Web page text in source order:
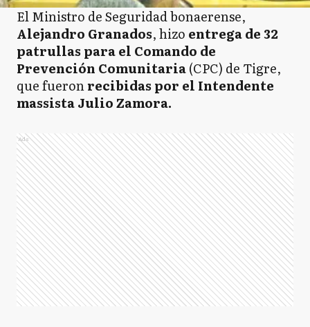
El Ministro de Seguridad bonaerense,
Alejandro Granados, hizo entrega de 32
patrullas para el Comando de
Prevención Comunitaria(CPC) de Tigre,
que fueronrecibidas por el Intendente
massista Julio Zamora.
Ads